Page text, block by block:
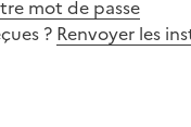
mot de passe
? Renvoyer les